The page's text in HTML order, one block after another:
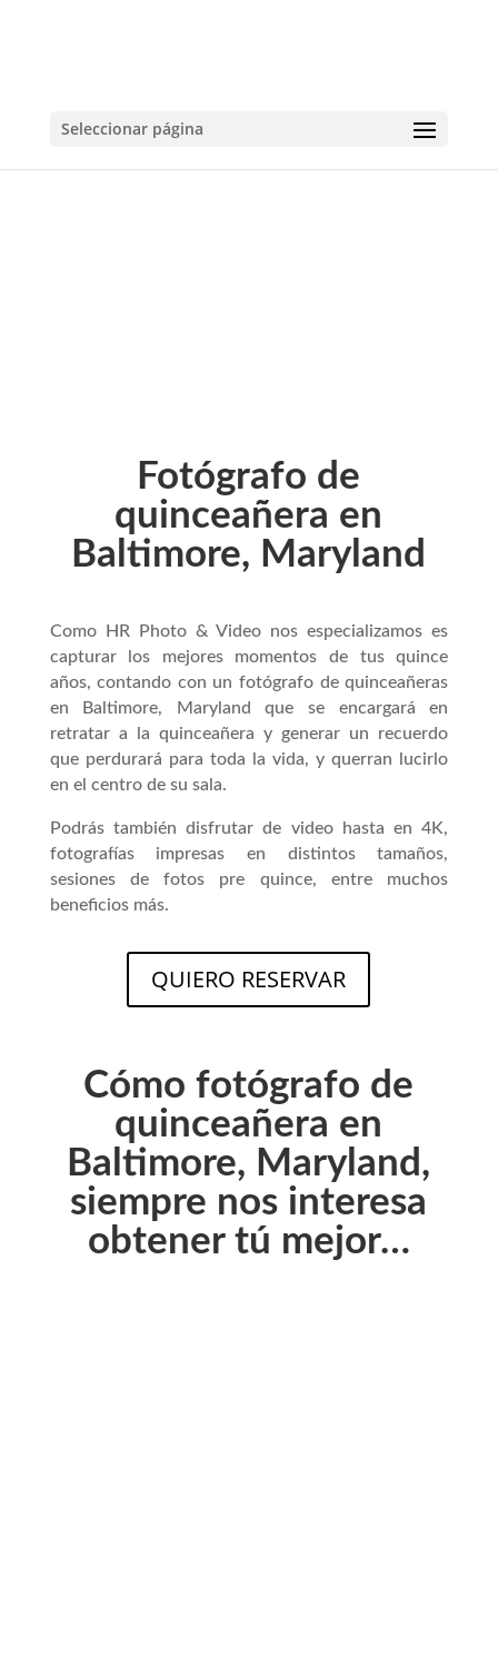
Seleccionar página
Fotógrafo de
quinceañera en
Baltimore, Maryland
Como HR Photo & Video nos especializamos es
capturar los mejores momentos de tus quince
años, contando con un fotógrafo de quinceañeras
en Baltimore, Maryland que se encargará en
retratar a la quinceañera y generar un recuerdo
que perdurará para toda la vida, y querran lucirlo
en el centro de su sala.
Podrás también disfrutar de video hasta en 4K,
fotografías impresas en distintos tamaños,
sesiones de fotos pre quince, entre muchos
beneficios más.
QUIERO RESERVAR
Cómo fotógrafo de
quinceañera en
Baltimore, Maryland,
siempre nos interesa
obtener tú mejor…